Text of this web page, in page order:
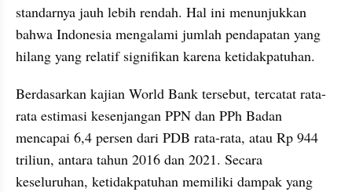
standarnya jauh lebih rendah. Hal ini menunjukkan
bahwa Indonesia mengalami jumlah pendapatan yang
hilang yang relatif signifikan karena ketidakpatuhan.
Berdasarkan kajian World Bank tersebut, tercatat rata-
rata estimasi kesenjangan PPN dan PPh Badan
mencapai 6,4 persen dari PDB rata-rata, atau Rp 944
triliun, antara tahun 2016 dan 2021. Secara
keseluruhan, ketidakpatuhan memiliki dampak yang